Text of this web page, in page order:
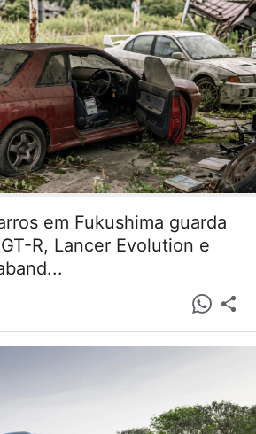
em Fukushima guarda
R, Lancer Evolution e